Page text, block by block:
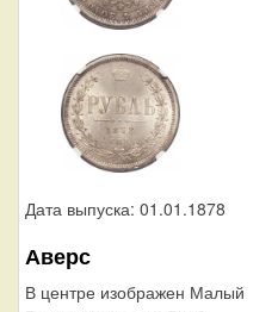
Дата выпуска: 01.01.1878
Аверс
В центре изображен Малый